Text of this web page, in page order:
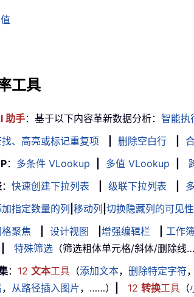
工具
助手：基于以下内容革新数据分析： 智能执
、高亮或标记重复项 删除空白行
： 多条件 VLookup 多值 VLookup
： 快速创建下拉列表 级联下拉列表
指定数量的列 移动列 切换隐藏列的可见
格聚焦 设计视图 增强编辑栏 工作
特殊筛选 （筛选粗体单元格/斜体/删除线
： 12 文本工具 （添加文本， 删除特定字符
， 从路径插入图片，……） 12 转换工具 （